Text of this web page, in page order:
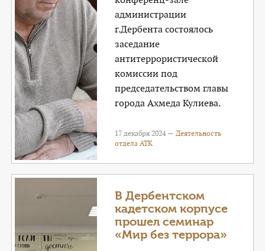
администрации
г.Дербента состоялось
заседание
антитеррористической
комиссии под
председательством главы
города Ахмеда Кулиева.
17 декабря 2024 —Деятельность
отдела АТК
В Дербентском
кадетском корпусе
прошел семинар
«Мир без террора»